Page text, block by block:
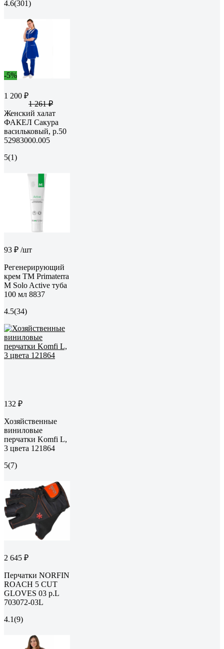
4.6(301)
-5%
1 200 ₽
1 261 ₽
Женский халат
ФАКЕЛ Сакура
васильковый, р.50
52983000.005
5(1)
93 ₽ /шт
Регенерирующий
крем TM Primaterra
M Solo Active туба
100 мл 8837
4.5(34)
132 ₽
Хозяйственные
виниловые
перчатки Komfi L,
3 цвета 121864
5(7)
2 645 ₽
Перчатки NORFIN
ROACH 5 CUT
GLOVES 03 р.L
703072-03L
4.1(9)